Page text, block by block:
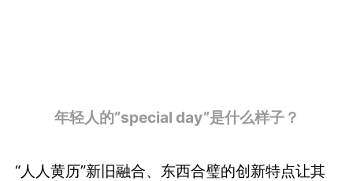
年轻人的“special day”是什么样子？
“人人黄历”新旧融合、东西合璧的创新特点让其